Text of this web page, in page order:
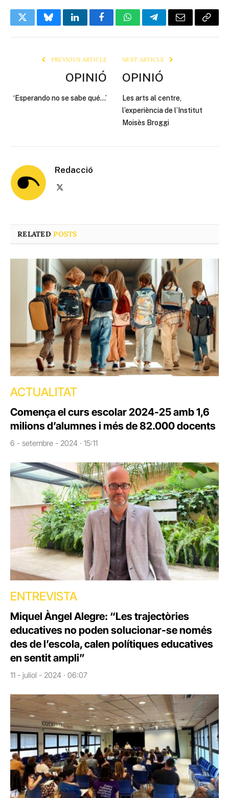
TwitterBlueskyLinkedInFacebookWhatsAppTelegramEmail Copy
PREVIOUS ARTICLE
OPINIÓ
‘Esperando no se sabe qué…’
NEXT ARTICLE
OPINIÓ
Les arts al centre,
l’experiència de l’Institut
Moisès Broggi
Redacció
RELATEDPOSTS
ACTUALITAT
Comença el curs escolar 2024-25 amb 1,6
milions d’alumnes i més de 82.000 docents
6 - setembre - 2024 · 15:11
ENTREVISTA
Miquel Àngel Alegre: “Les trajectòries
educatives no poden solucionar-se només
des de l’escola, calen polítiques educatives
en sentit ampli”
11 - juliol - 2024 · 06:07